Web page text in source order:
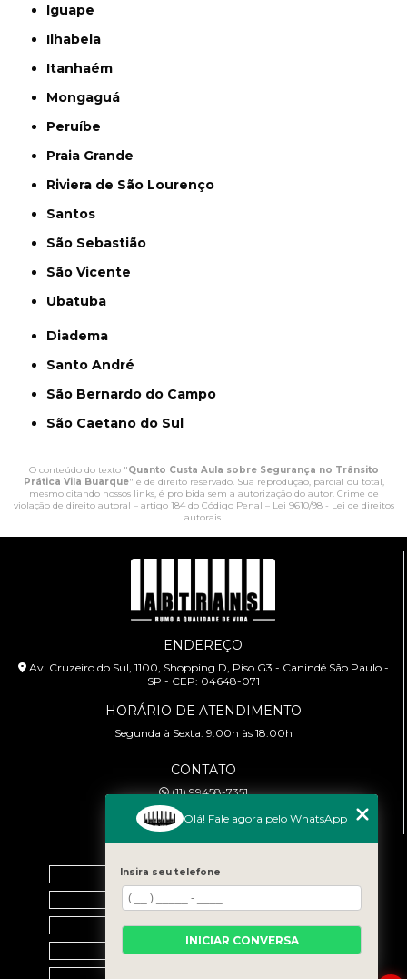
Iguape
Ilhabela
Itanhaém
Mongaguá
Peruíbe
Praia Grande
Riviera de São Lourenço
Santos
São Sebastião
São Vicente
Ubatuba
Diadema
Santo André
São Bernardo do Campo
São Caetano do Sul
O conteúdo do texto "Quanto Custa Aula sobre Segurança no Trânsito
Prática Vila Buarque" é de direito reservado. Sua reprodução, parcial ou total,
mesmo citando nossos links, é proibida sem a autorização do autor. Crime de
violação de direito autoral – artigo 184 do Código Penal – Lei 9610/98 - Lei de direitos
autorais.
ENDEREÇO
Av. Cruzeiro do Sul, 1100, Shopping D, Piso G3 - Canindé São Paulo -
SP - CEP: 04648-071
HORÁRIO DE ATENDIMENTO
Segunda à Sexta: 9:00h às 18:00h
CONTATO
(11) 99458-7351
cursoabtrans@gmail.com
Home
Empresa
Galeria
Contato
Olá! Fale agora pelo WhatsApp
Insira seu telefone
INICIAR CONVERSA